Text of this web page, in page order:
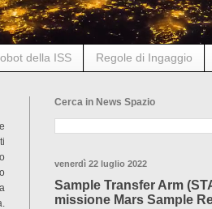
della ISS Regole di Ingaggio
Cerca in News Spazio
venerdì 22 luglio 2022
Sample Transfer Arm
missione Mars Sample